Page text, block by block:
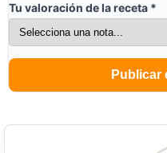
Tu valoración de la receta *